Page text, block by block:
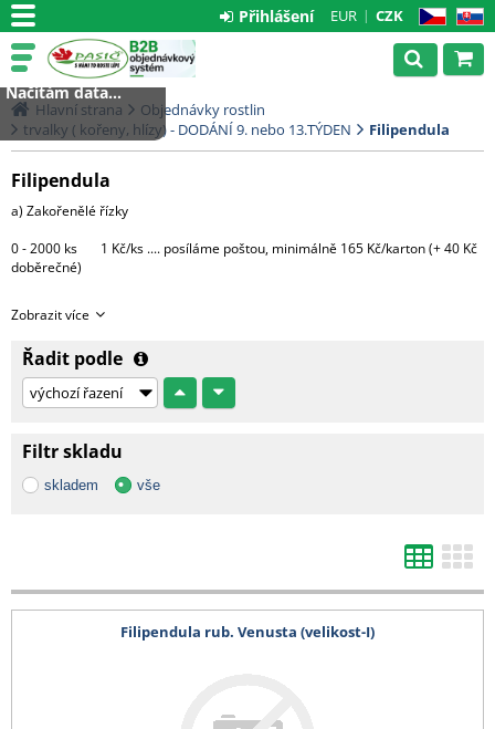
CZ SK
EUR CZK
Přihlášení
Hlavní strana
Objednávky rostlin
trvalky ( kořeny, hlízy) - DODÁNÍ 9. nebo 13.TÝDEN
Filipendula
Filipendula
a) Zakořenělé řízky
0 - 2000 ks 1 Kč/ks .... posíláme poštou, minimálně 165 Kč/karton (+ 40 Kč
doběrečné)
Každá další započatá paleta + 3000 Kč
Morava - 1 CC ....... 500 Kč + DPH
Čechy, Slovensko - doprava na dotaz
Zobrazit více
Řadit podle
Filtr skladu
skladem vše
Filipendula rub. Venusta (velikost-I)
Načítám data...